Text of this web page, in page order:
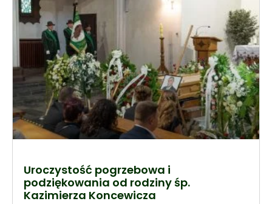
Uroczystość pogrzebowa i
podziękowania od rodziny śp.
Kazimierza Koncewicza